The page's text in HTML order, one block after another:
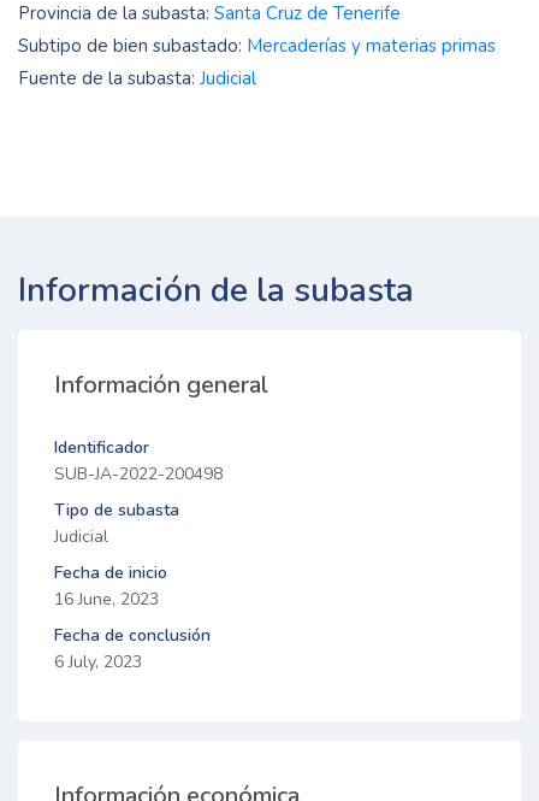
Provincia de la subasta: Santa Cruz de Tenerife
Subtipo de bien subastado: Mercaderías y materias primas
Fuente de la subasta: Judicial
Información de la subasta
Información general
Identificador
SUB-JA-2022-200498
Tipo de subasta
Judicial
Fecha de inicio
16 June, 2023
Fecha de conclusión
6 July, 2023